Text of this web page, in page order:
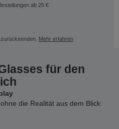
ab 25 €
Mehr erfahren
für den
die Realität aus dem Blick